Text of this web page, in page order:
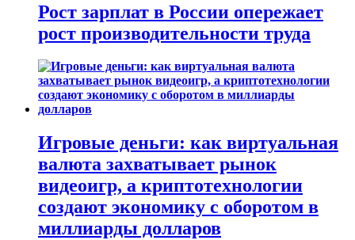
Рост зарплат в России опережает
рост производительности труда
Игровые деньги: как виртуальная
валюта захватывает рынок
видеоигр, а криптотехнологии
создают экономику с оборотом в
миллиарды долларов